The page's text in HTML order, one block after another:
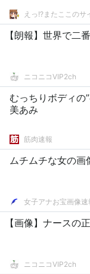
えっ!?またここのサ
【朗報】世界で二
ニコニコVIP2ch
むっちりボディ
美あみ
筋肉速報
ムチムチな女の画
女子アナお宝画像速
【画像】ナースの
ニコニコVIP2ch